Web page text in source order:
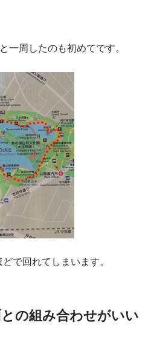
一周したのも初めてです。
で回れてしまいます。
の組み合わせがいい